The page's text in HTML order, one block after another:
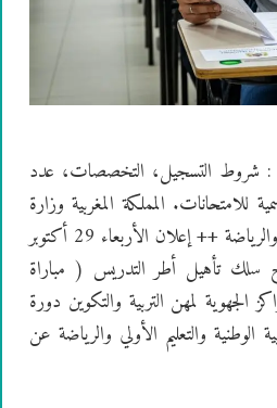
مباراة التعليم 2025/2026 : شروط التسجيل، التخصصات، عدد
للامتحانات. المملكة المغربية وزارة
التربية الوطنية والتعليم الأولي والرياضة ++ إعلان الأربعاء 29 أكتوبر
سلك تأهيل أطر التدريس ( مباراة
2026 ) بالمراكز الجهوية لمهن التربية والتكوين دورة
التربية الوطنية والتعليم الأولي والرياضة عن